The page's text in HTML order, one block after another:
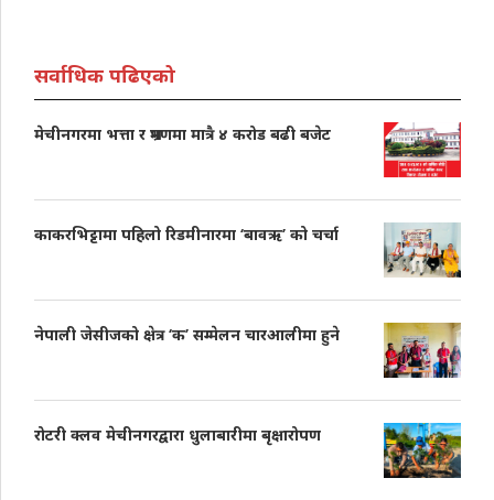
सर्वाधिक पढिएको
मेचीनगरमा भत्ता र भ्रमणमा मात्रै ४ करोड बढी बजेट
काकरभिट्टामा पहिलो रिडमीनारमा ‘बावऋ’ को चर्चा
नेपाली जेसीजको क्षेत्र ‘क’ सम्मेलन चारआलीमा हुने
रोटरी क्लव मेचीनगरद्वारा धुलाबारीमा बृक्षारोपण